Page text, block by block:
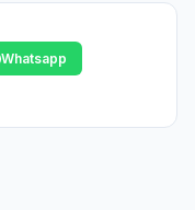
Whatsapp